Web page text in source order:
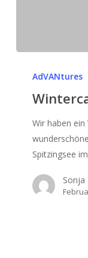
AdVANtures
Wir haben
Spitzingsee
Sonja